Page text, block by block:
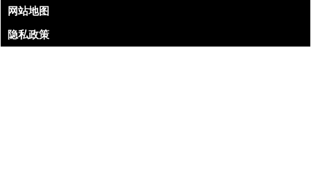
网站地图
隐私政策